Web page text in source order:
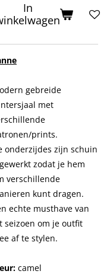
In
gebreide
met
prints.
onderzijdes zijn schuin
zodat je hem
verschillende
kunt dragen.
echte musthave van
seizoen om je outfit
af te stylen.
camel